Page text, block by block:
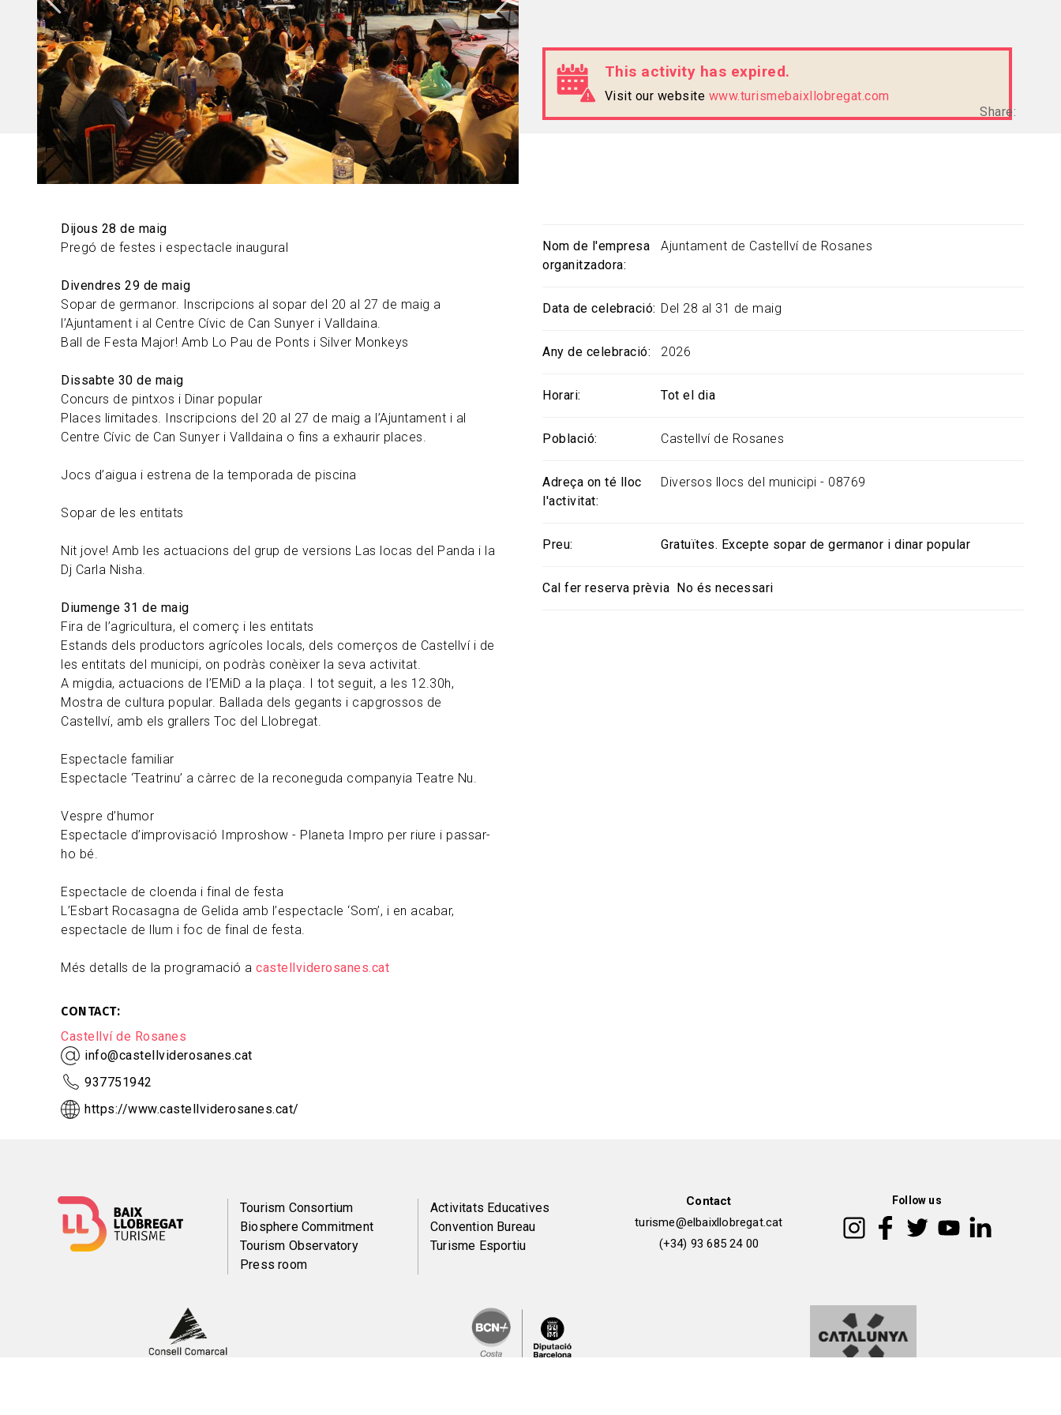
This activity has expired.
Visit our website www.turismebaixllobregat.com
Share:
Dijous 28 de maig
Pregó de festes i espectacle inaugural
Divendres 29 de maig
Sopar de germanor. Inscripcions al sopar del 20 al 27 de maig a
l’Ajuntament i al Centre Cívic de Can Sunyer i Valldaina.
Ball de Festa Major! Amb Lo Pau de Ponts i Silver Monkeys
Dissabte 30 de maig
Concurs de pintxos i Dinar popular
Places limitades. Inscripcions del 20 al 27 de maig a l’Ajuntament i al
Centre Cívic de Can Sunyer i Valldaina o fins a exhaurir places.
Jocs d’aigua i estrena de la temporada de piscina
Sopar de les entitats
Nit jove! Amb les actuacions del grup de versions Las locas del Panda i la
Dj Carla Nisha.
Diumenge 31 de maig
Fira de l’agricultura, el comerç i les entitats
Estands dels productors agrícoles locals, dels comerços de Castellví i de
les entitats del municipi, on podràs conèixer la seva activitat.
A migdia, actuacions de l’EMiD a la plaça. I tot seguit, a les 12.30h,
Mostra de cultura popular. Ballada dels gegants i capgrossos de
Castellví, amb els grallers Toc del Llobregat.
Espectacle familiar
Espectacle ‘Teatrinu’ a càrrec de la reconeguda companyia Teatre Nu.
Vespre d’humor
Espectacle d’improvisació Improshow - Planeta Impro per riure i passar-
ho bé.
Espectacle de cloenda i final de festa
L’Esbart Rocasagna de Gelida amb l’espectacle ‘Som’, i en acabar,
espectacle de llum i foc de final de festa.
Més detalls de la programació a castellviderosanes.cat
CONTACT
Castellví de Rosanes
info@castellviderosanes.cat
937751942
https://www.castellviderosanes.cat/
Nom de l'empresa
organitzadora
Ajuntament de Castellví de Rosanes
Data de celebració Del 28 al 31 de maig
Any de celebració 2026
Horari Tot el dia
Població Castellví de Rosanes
Adreça on té lloc
l'activitat
Diversos llocs del municipi - 08769
Preu Gratuïtes. Excepte sopar de germanor i dinar popular
Cal fer reserva prèvia No és necessari
Menú
del
Tourism Consortium
Biosphere Commitment
Tourism Observatory
Press room
Peu
de
Activitats Educatives
Convention Bureau
Turisme Esportiu
Contact
turisme@elbaixllobregat.cat
(+34) 93 685 24 00
Follow us